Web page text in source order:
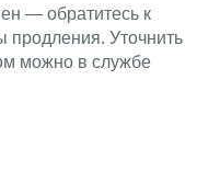
— обратитесь к
продления. Уточнить
можно в службе